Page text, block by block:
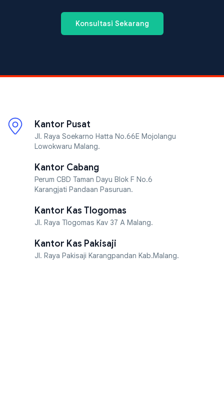
Konsultasi Sekarang
Kantor Pusat
Jl. Raya Soekarno Hatta No.66E Mojolangu
Lowokwaru Malang.
Kantor Cabang
Perum CBD Taman Dayu Blok F No.6
Karangjati Pandaan Pasuruan.
Kantor Kas Tlogomas
Jl. Raya Tlogomas Kav 37 A Malang.
Kantor Kas Pakisaji
Jl. Raya Pakisaji Karangpandan Kab.Malang.